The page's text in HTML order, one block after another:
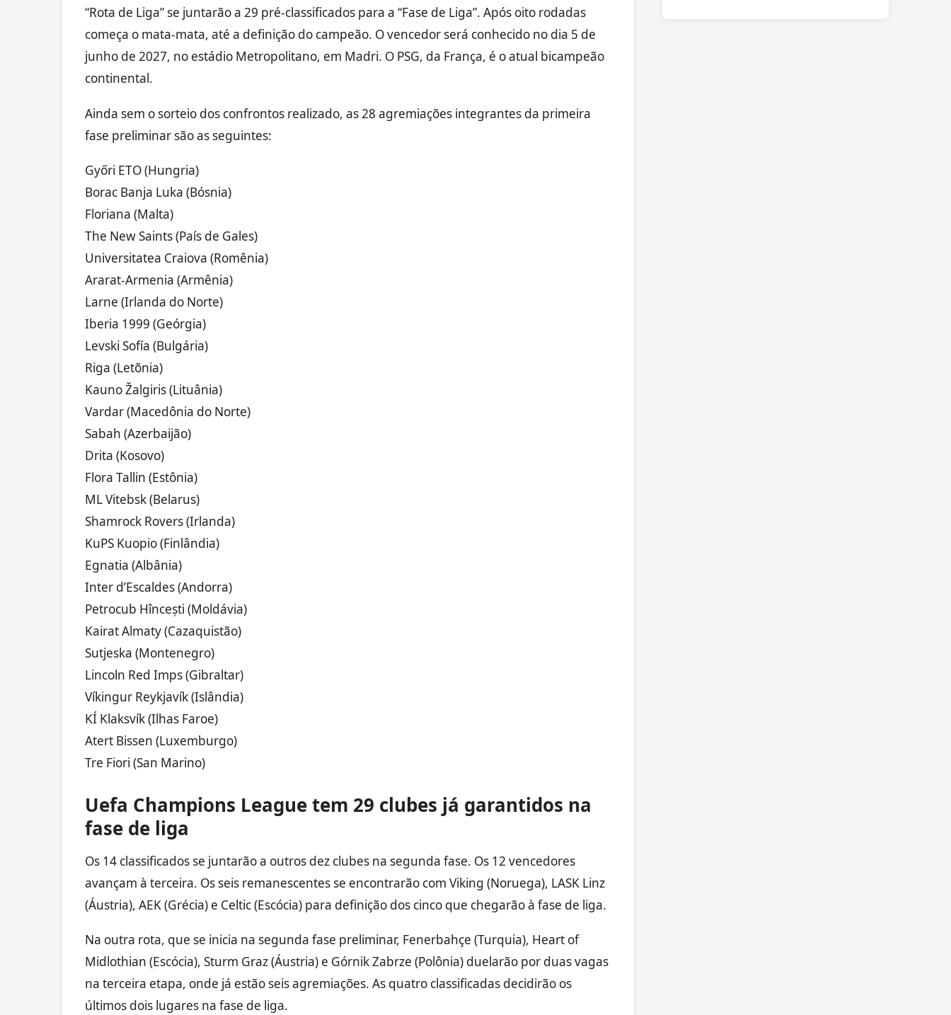
“Rota de Liga” se juntarão a 29 pré-classificados para a “Fase de Liga”. Após oito rodadas
começa o mata-mata, até a definição do campeão. O vencedor será conhecido no dia 5 de
junho de 2027, no estádio Metropolitano, em Madri. O PSG, da França, é o atual bicampeão
continental.
Ainda sem o sorteio dos confrontos realizado, as 28 agremiações integrantes da primeira
fase preliminar são as seguintes:
Győri ETO (Hungria)
Borac Banja Luka (Bósnia)
Floriana (Malta)
The New Saints (País de Gales)
Universitatea Craiova (Romênia)
Ararat-Armenia (Armênia)
Larne (Irlanda do Norte)
Iberia 1999 (Geórgia)
Levski Sofía (Bulgária)
Riga (Letõnia)
Kauno Žalgiris (Lituânia)
Vardar (Macedônia do Norte)
Sabah (Azerbaijão)
Drita (Kosovo)
Flora Tallin (Estônia)
ML Vitebsk (Belarus)
Shamrock Rovers (Irlanda)
KuPS Kuopio (Finlândia)
Egnatia (Albânia)
Inter d’Escaldes (Andorra)
Petrocub Hîncești (Moldávia)
Kairat Almaty (Cazaquistão)
Sutjeska (Montenegro)
Lincoln Red Imps (Gibraltar)
Víkingur Reykjavík (Islândia)
KÍ Klaksvík (Ilhas Faroe)
Atert Bissen (Luxemburgo)
Tre Fiori (San Marino)
Uefa Champions League tem 29 clubes já garantidos na
fase de liga
Os 14 classificados se juntarão a outros dez clubes na segunda fase. Os 12 vencedores
avançam à terceira. Os seis remanescentes se encontrarão com Viking (Noruega), LASK Linz
(Áustria), AEK (Grécia) e Celtic (Escócia) para definição dos cinco que chegarão à fase de liga.
Na outra rota, que se inicia na segunda fase preliminar, Fenerbahçe (Turquia), Heart of
Midlothian (Escócia), Sturm Graz (Áustria) e Górnik Zabrze (Polônia) duelarão por duas vagas
na terceira etapa, onde já estão seis agremiações. As quatro classificadas decidirão os
últimos dois lugares na fase de liga.